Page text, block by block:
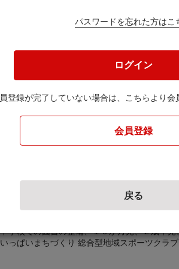
さい。
子どもたちの健全な育成、子育て支援及
中学校での図書の整備、１０か月児、２歳半児、３歳児検診
いっぱいまちづくり 総合型地域スポーツクラ
パスワードを忘れた方はこ
ログイン
登録が完了していない場合は、 こちらより会
会員登録
戻る